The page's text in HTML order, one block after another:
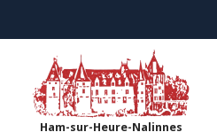
Ham-sur-Heure-Nalinnes